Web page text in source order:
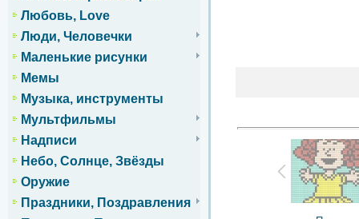
Любовь, Love
Люди, Человечки
Маленькие рисунки
Мемы
Музыка, инструменты
Мультфильмы
Надписи
Небо, Солнце, Звёзды
Оружие
Праздники, Поздравления